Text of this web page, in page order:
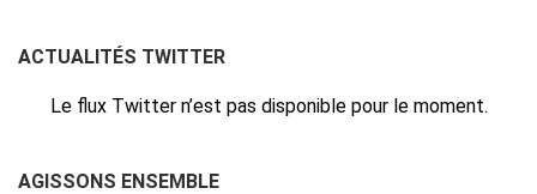
ACTUALITÉS TWITTER
Le flux Twitter n’est pas disponible pour le moment.
AGISSONS ENSEMBLE